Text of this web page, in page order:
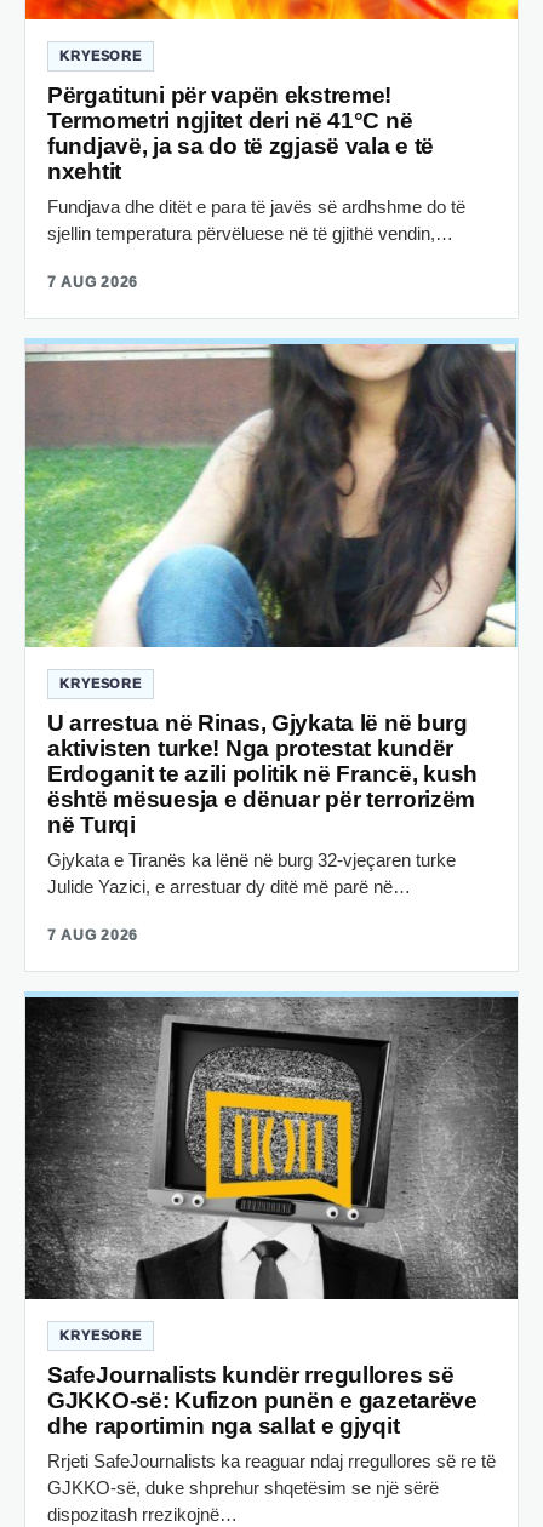
KRYESORE
Përgatituni për vapën ekstreme!
Termometri ngjitet deri në 41°C në
fundjavë, ja sa do të zgjasë vala e të
nxehtit
Fundjava dhe ditët e para të javës së ardhshme do të
sjellin temperatura përvëluese në të gjithë vendin,…
7 AUG 2026
KRYESORE
U arrestua në Rinas, Gjykata lë në burg
aktivisten turke! Nga protestat kundër
Erdoganit te azili politik në Francë, kush
është mësuesja e dënuar për terrorizëm
në Turqi
Gjykata e Tiranës ka lënë në burg 32-vjeçaren turke
Julide Yazici, e arrestuar dy ditë më parë në…
7 AUG 2026
KRYESORE
SafeJournalists kundër rregullores së
GJKKO-së: Kufizon punën e gazetarëve
dhe raportimin nga sallat e gjyqit
Rrjeti SafeJournalists ka reaguar ndaj rregullores së re të
GJKKO-së, duke shprehur shqetësim se një sërë
dispozitash rrezikojnë…